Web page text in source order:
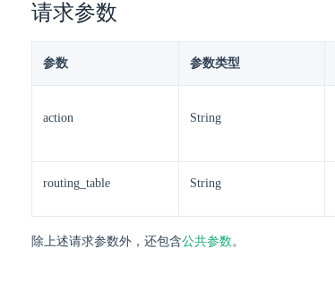
请求参数
参数 参数类型
action String
routing_table String
除上述请求参数外，还包含公共参数。